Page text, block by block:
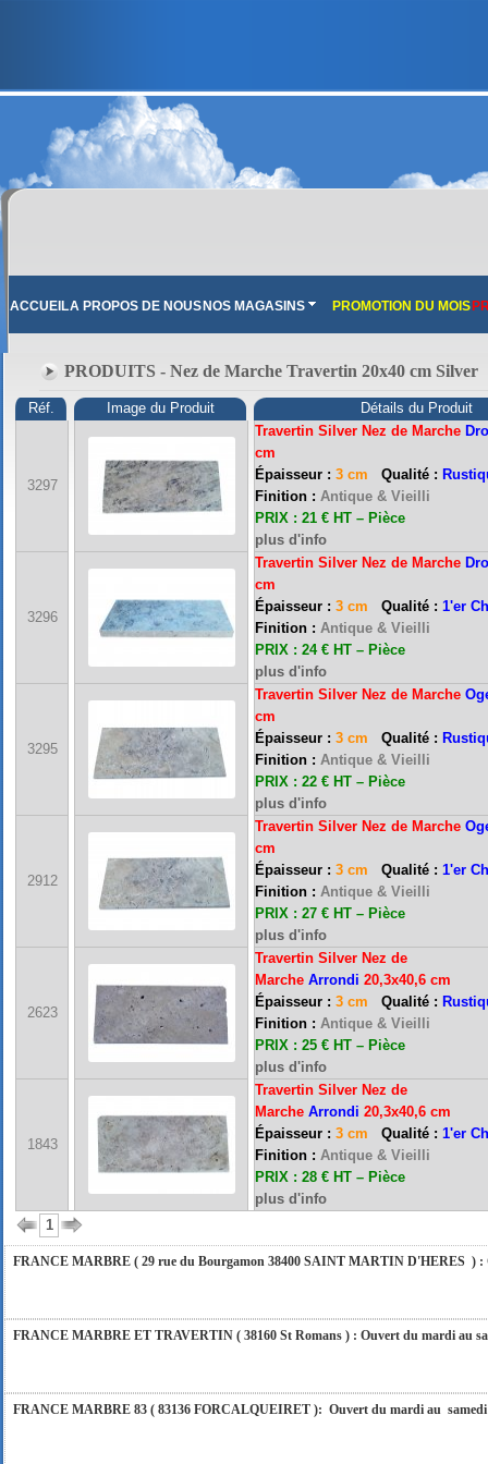
ACCUEILA PROPOS DE NOUS NOS MAGASINS PROMOTION DU MOIS
PRODUITS - Nez de Marche Travertin 20x40 cm Silver
Réf. Image du Produit Détails du Produit
3297
Travertin Silver Nez de Marche
cm
Épaisseur : 3 cm Qualité :
Finition : Antique & Vieilli
PRIX : 21 € HT – Pièce
plus d'info
3296
Travertin Silver Nez de Marche
cm
Épaisseur : 3 cm Qualité : 1'er
Finition : Antique & Vieilli
PRIX : 24 € HT – Pièce
plus d'info
3295
Travertin Silver Nez de Marche
cm
Épaisseur : 3 cm Qualité :
Finition : Antique & Vieilli
PRIX : 22 € HT – Pièce
plus d'info
2912
Travertin Silver Nez de Marche
cm
Épaisseur : 3 cm Qualité : 1'er
Finition : Antique & Vieilli
PRIX : 27 € HT – Pièce
plus d'info
2623
Travertin Silver Nez de
Marche Arrondi 20,3x40,6 cm
Épaisseur : 3 cm Qualité :
Finition : Antique & Vieilli
PRIX : 25 € HT – Pièce
plus d'info
1843
Travertin Silver Nez de
Marche Arrondi 20,3x40,6 cm
Épaisseur : 3 cm Qualité : 1'er
Finition : Antique & Vieilli
PRIX : 28 € HT – Pièce
plus d'info
1
FRANCE MARBRE 13 ( 13680 LANCON PROVENCE ): Ouvert du mardi au
FRANCE MARBRE 84 ( 84600 VALREAS ): Ouvert du mardi au samedi inclus de
vous répondrons dans les meilleurs délais. Nous aurons le plaisir de vous
FRANCE MARBRE ( 29 rue du Bourgamon 38400 SAINT MARTIN D'HERES ) :
FRANCE MARBRE ET TRAVERTIN ( 38160 St Romans ) : Ouvert du mardi au
FRANCE MARBRE 83 ( 83136 FORCALQUEIRET ): Ouvert du mardi au samedi